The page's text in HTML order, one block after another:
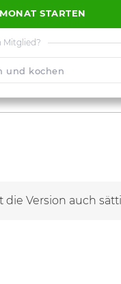
STARTEN
Mitglied?
und kochen
Version auch